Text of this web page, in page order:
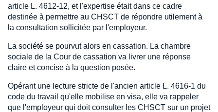
article L. 4612-12, et l'expertise était dans ce cadre
destinée à permettre au CHSCT de répondre utilement à
la consultation sollicitée par l'employeur.
La société se pourvut alors en cassation. La chambre
sociale de la Cour de cassation va livrer une réponse
claire et concise à la question posée.
Opérant une lecture stricte de l'ancien article L. 4616-1 du
code du travail qu'elle mobilise en visa, elle va rappeler
que l'employeur qui doit consulter les CHSCT sur un projet